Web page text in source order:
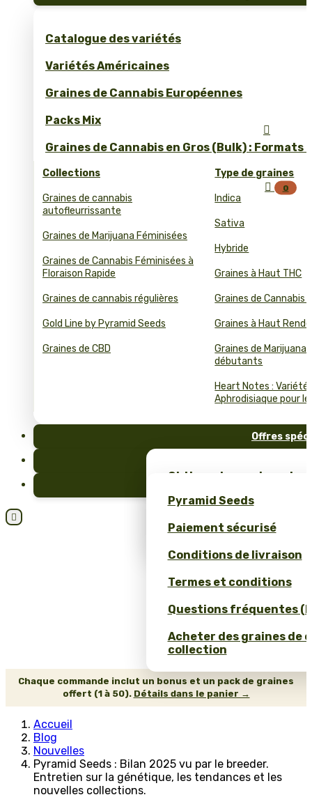
Catalogue des variétés
Variétés Américaines
Graines de Cannabis Européennes
Packs Mix
Graines de Cannabis en Gros (Bulk) : Formats
Collections
Graines de cannabis
autofleurrissante
Graines de Marijuana Féminisées
Graines de Cannabis Féminisées à
Floraison Rapide
Graines de cannabis régulières
Gold Line by Pyramid Seeds
Graines de CBD
Type de graines
Indica
Sativa
Hybride
Graines à Haut THC
Graines de Cannabis
Graines à Haut
Graines de Marijuana
débutants
Heart Notes :
Aphrodisiaque pour le
Offres
Obtiens des graines de
Pyramid Seeds !
Obtenez 10 % de
Pyramid Seeds
Paiement sécurisé
Conditions de livraison
Termes et conditions
Questions fréquentes
Acheter des graines de
collection


 0
Chaque commande inclut un bonus et un pack de graines
offert (1 à 50). Détails dans le panier →
Accueil
Blog
Nouvelles
Pyramid Seeds : Bilan 2025 vu par le breeder.
Entretien sur la génétique, les tendances et les
nouvelles collections.